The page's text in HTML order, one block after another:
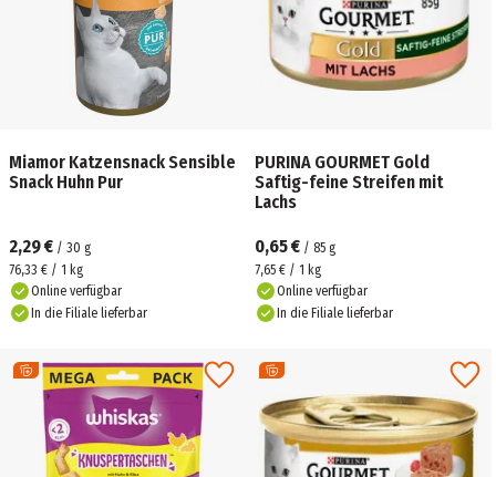
Miamor Katzensnack Sensible
Snack Huhn Pur
2,29 € / 30 g
76,33 € / 1 kg
Online verfügbar
In die Filiale lieferbar
PURINA GOURMET Gold
Saftig-feine Streifen mit
Lachs
0,65 € / 85 g
7,65 € / 1 kg
Online verfügbar
In die Filiale lieferbar